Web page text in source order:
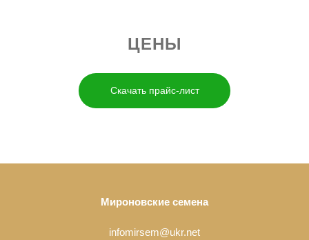
ЦЕНЫ
Cкачать прайс-лист
Мироновские семена
infomirsem@ukr.net